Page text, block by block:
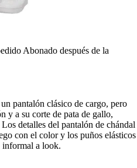
Abonado después de la
pantalón clásico de cargo, pero
y a su corte de pata de gallo,
detalles del pantalón de chándal
con el color y los puños elásticos
informal a look.